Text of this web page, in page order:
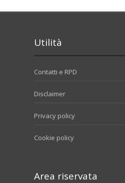
Utilità
Contatti e RPD
Disclaimer
Privacy policy
Cookie policy
Area riservata